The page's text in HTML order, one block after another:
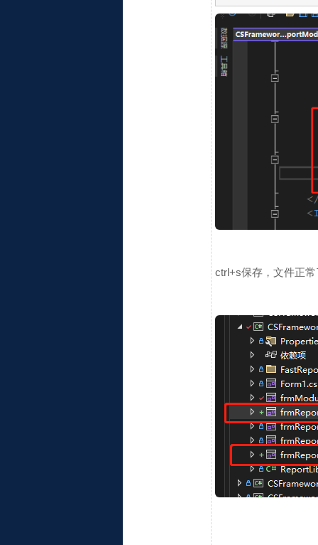
ctrl+s保存，文件正常